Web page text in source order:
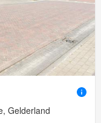
Gelderland